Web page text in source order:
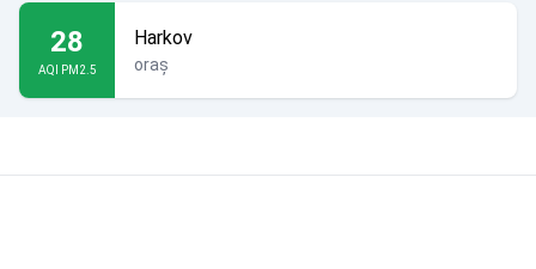
28
AQI PM2.5
Harkov
oraș